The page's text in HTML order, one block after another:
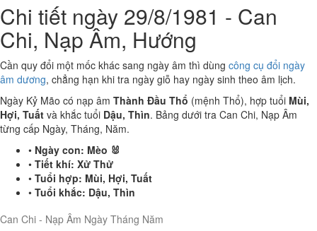
Chi tiết ngày 29/8/1981 - Can
Chi, Nạp Âm, Hướng
Cần quy đổi một mốc khác sang ngày âm thì dùng công cụ đổi ngày
âm dương, chẳng hạn khi tra ngày giỗ hay ngày sinh theo âm lịch.
Ngày Kỷ Mão có nạp âm Thành Đầu Thổ (mệnh Thổ), hợp tuổi Mùi,
Hợi, Tuất và khắc tuổi Dậu, Thìn. Bảng dưới tra Can Chi, Nạp Âm
từng cấp Ngày, Tháng, Năm.
• Ngày con: Mèo 🐰
• Tiết khí: Xử Thử
• Tuổi hợp: Mùi, Hợi, Tuất
• Tuổi khắc: Dậu, Thìn
Can Chi - Nạp Âm Ngày Tháng Năm